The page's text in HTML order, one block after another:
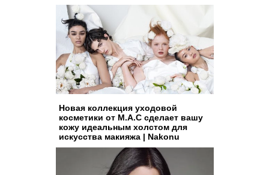
Новая коллекция уходовой
косметики от M.A.C сделает вашу
кожу идеальным холстом для
искусства макияжа | Nakonu